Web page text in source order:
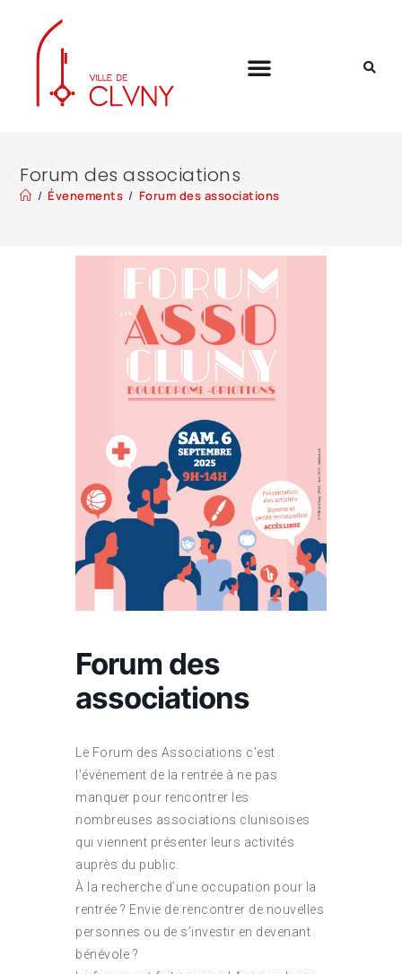
Forum des associations
/ Évenements / Forum des associations
Forum des
associations
Le Forum des Associations c’est
l’événement de la rentrée à ne pas
manquer pour rencontrer les
nombreuses associations clunisoises
qui viennent présenter leurs activités
auprès du public.
À la recherche d’une occupation pour la
rentrée ? Envie de rencontrer de nouvelles
personnes ou de s’investir en devenant
bénévole ?